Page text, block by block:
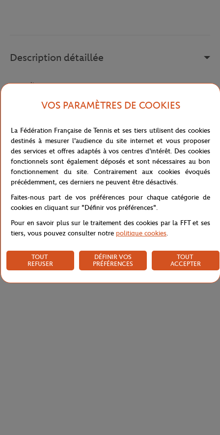
Description détaillée
a remplir
Référence : 215444-0F1
Caractéristiques
Livraison et retours
VOS PARAMÈTRES DE COOKIES
La Fédération Française de Tennis et ses tiers utilisent des cookies
destinés à mesurer l'audience du site internet et vous proposer
des services et offres adaptés à vos centres d'intérêt. Des cookies
fonctionnels sont également déposés et sont nécessaires au bon
fonctionnement du site. Contrairement aux cookies évoqués
précédemment, ces derniers ne peuvent être désactivés.
Faites-nous part de vos préférences pour chaque catégorie de
cookies en cliquant sur "Définir vos préférences".
Pour en savoir plus sur le traitement des cookies par la FFT et ses
tiers, vous pouvez consulter notre politique cookies.
TOUT
REFUSER
DÉFINIR VOS
PRÉFÉRENCES
TOUT
ACCEPTER